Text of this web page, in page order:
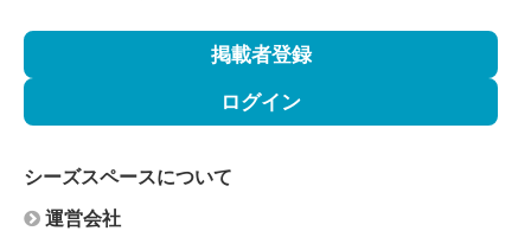
掲載者登録
ログイン
シーズスペースについて
運営会社